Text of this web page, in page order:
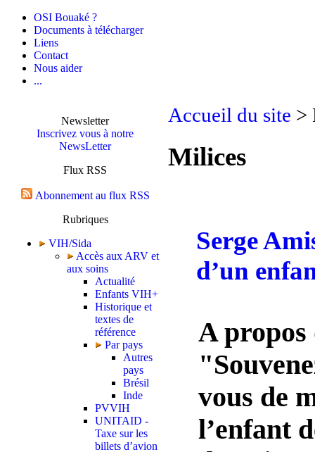
OSI Bouaké ?
Documents à télécharger
Liens
Contact
Nous aider
...
Newsletter
Inscrivez vous à notre
NewsLetter
Flux RSS
Abonnement au flux RSS
Rubriques
VIH/Sida
Accès aux ARV et
aux soins
Actualité
Enfants VIH+
Historique et
textes de
référence
Par pays
Autres
pays
Brésil
Inde
PVVIH
UNITAID -
Taxe sur les
billets d’avion
Accueil du site >
Milices
Serge
d’un
A propos
vous de
l’enfant